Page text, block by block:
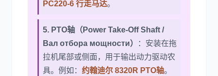
PC220-6 行走马达。
5. PTO轴（Power Take-Off Shaft /
Вал отбора мощности）
：安装在拖
拉机尾部或侧面，用于输出动力驱动农
具。例如： 约翰迪尔 8320R PTO轴。